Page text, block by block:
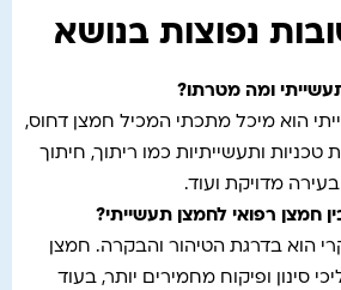
נפוצות בנושא
ומה מטרתו?
הוא מיכל מתכתי המכיל חמצן דחוס,
ותעשייתיות כמו ריתוך, חיתוך
מדויקת ועוד.
חמצן רפואי לחמצן תעשייתי?
הוא בדרגת הטיהור והבקרה. חמצן
סינון ופיקוח מחמירים יותר, בעוד